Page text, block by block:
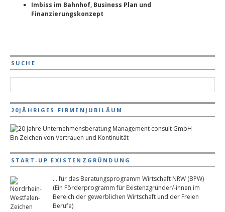
Imbiss im Bahnhof, Business Plan und
Finanzierungskonzept
SUCHE
20JÄHRIGES FIRMENJUBILÄUM
Ein Zeichen von Vertrauen und Kontinuität
START-UP EXISTENZGRÜNDUNG
... für das Beratungsprogramm Wirtschaft NRW (BPW)
(Ein Förderprogramm für Existenzgründer/-innen im
Bereich der gewerblichen Wirtschaft und der Freien
Berufe)